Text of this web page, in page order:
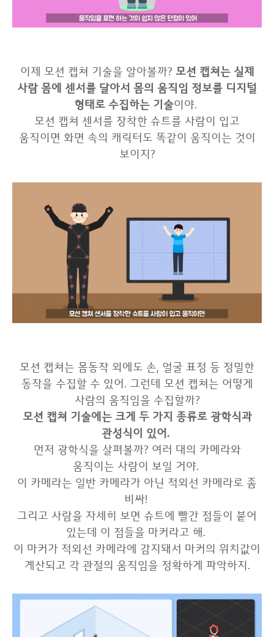
이제 모션 캡쳐 기술을 알아볼까? 모션 캡쳐는 실제
사람 몸에 센서를 달아서 몸의 움직임 정보를 디지털
형태로 수집하는 기술이야.
모션 캡쳐 센서를 장착한 슈트를 사람이 입고
움직이면 화면 속의 캐릭터도 똑같이 움직이는 것이
보이지?
모션 캡쳐는 몸동작 외에도 손, 얼굴 표정 등 정밀한
동작을 수집할 수 있어. 그런데 모션 캡쳐는 어떻게
사람의 움직임을 수집할까?
모션 캡쳐 기술에는 크게 두 가지 종류로 광학식과
관성식이 있어.
먼저 광학식을 살펴볼까? 여러 대의 카메라와
움직이는 사람이 보일 거야.
이 카메라는 일반 카메라가 아닌 적외선 카메라로 좀
비싸!
그리고 사람을 자세히 보면 슈트에 빨간 점들이 붙어
있는데 이 점들을 마커라고 해.
이 마커가 적외선 카메라에 감지돼서 마커의 위치값이
계산되고 각 관절의 움직임을 정확하게 파악하지.